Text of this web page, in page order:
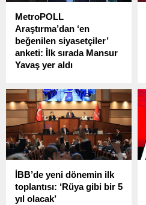
MetroPOLL
Araştırma’dan ‘en
beğenilen siyasetçiler’
anketi: İlk sırada Mansur
Yavaş yer aldı
siyasetçilerin beğeni
düzeylerini ölçtüğü
araştırmaların nisan ayı
sonuçlarını yayınladı. Buna
göre ilk sırada ABB Başkanı
Mansur Yavaş yer aldı,
ise yüzde 40'ın altına
geriledi.
İBB’de yeni dönemin ilk
toplantısı: ‘Rüya gibi bir 5
yıl olacak’